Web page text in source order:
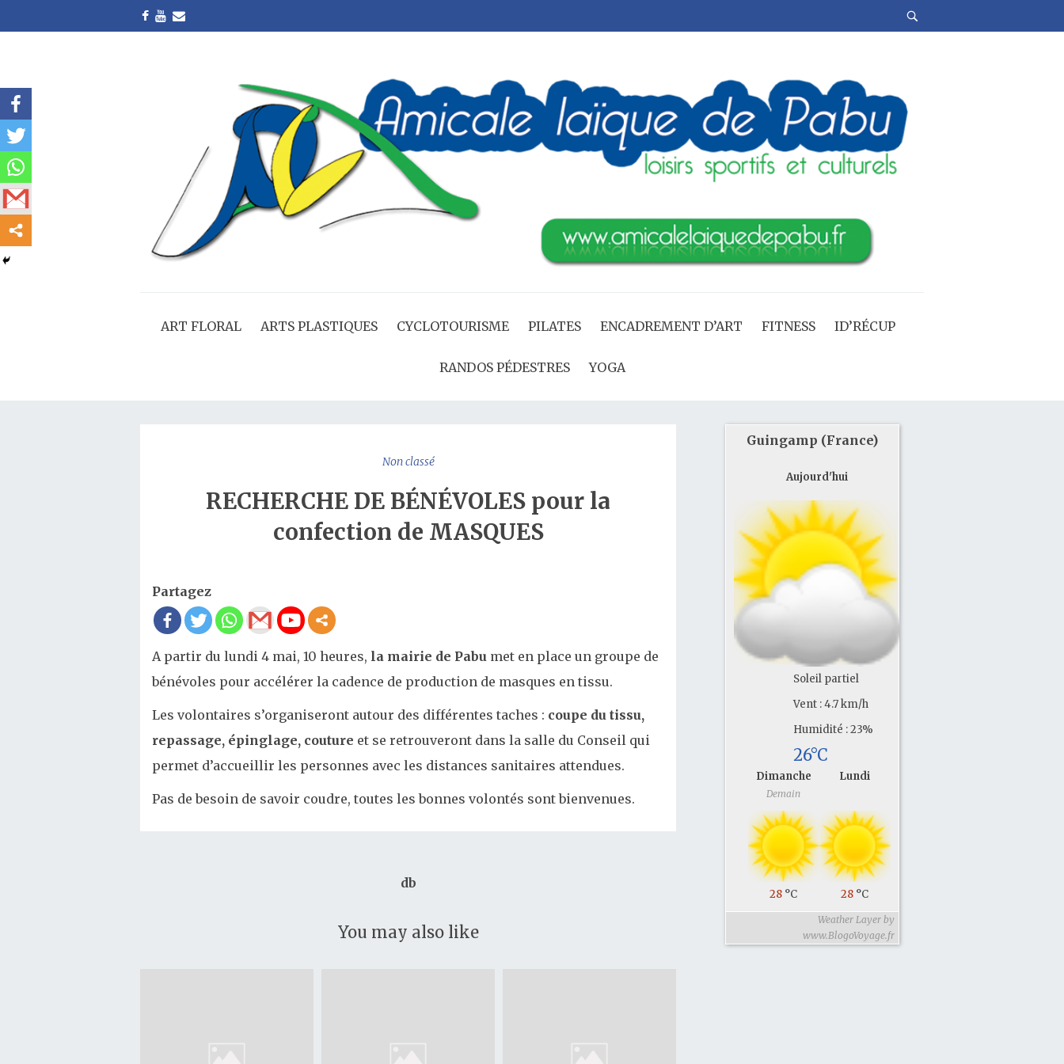
ART FLORAL ARTS PLASTIQUES CYCLOTOURISME PILATES ENCADREMENT D’ART FITNESS ID’RÉCUP
RANDOS PÉDESTRES YOGA
Non classé
RECHERCHE DE BÉNÉVOLES pour la
confection de MASQUES
Partagez
A partir du lundi 4 mai, 10 heures, la mairie de Pabu met en place un groupe de
bénévoles pour accélérer la cadence de production de masques en tissu.
Les volontaires s’organiseront autour des différentes taches : coupe du tissu,
repassage, épinglage, couture et se retrouveront dans la salle du Conseil qui
permet d’accueillir les personnes avec les distances sanitaires attendues.
Pas de besoin de savoir coudre, toutes les bonnes volontés sont bienvenues.
db
You may also like
Guingamp (France)
Aujourd'hui
Soleil partiel
Vent : 4.7 km/h
Humidité : 23%
26°C
Dimanche
Demain
28 °C
Lundi
28 °C
Weather Layer by
www.BlogoVoyage.fr